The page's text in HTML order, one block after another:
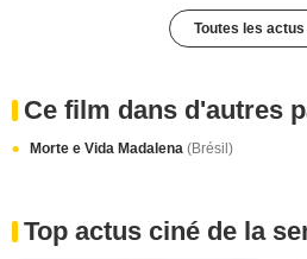
Toutes les actus
Ce film dans d'autres
Morte e Vida Madalena (Brésil)
Top actus ciné de la